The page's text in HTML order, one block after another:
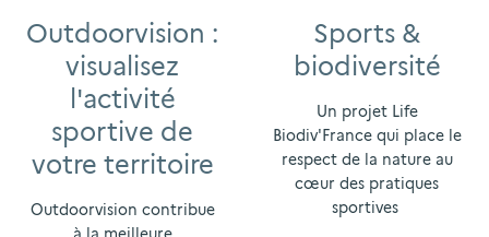
Outdoorvision :
visualisez
l'activité
sportive de
votre territoire
Outdoorvision contribue
Sports &
biodiversité
Un projet Life
Biodiv'France qui place le
respect de la nature au
cœur des pratiques
sportives